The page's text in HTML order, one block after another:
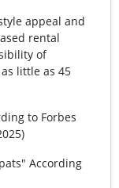
appeal and
rental
of
little as 45
to Forbes
According